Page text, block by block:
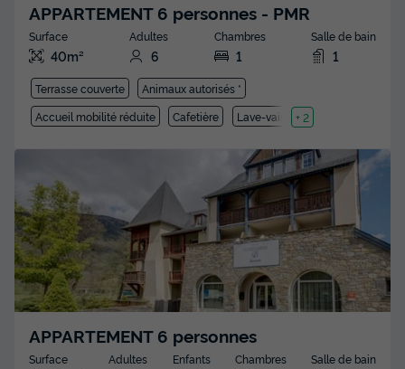
APPARTEMENT 6 personnes - PMR
Surface
40m²
Adultes
6
Chambres
1
Salle de bain
1
Terrasse couverte
Animaux autorisés *
Accueil mobilité réduite
Cafetière Lave-vaisselle
+ 2
APPARTEMENT 6 personnes
Surface Adultes Enfants Chambres Salle de bain